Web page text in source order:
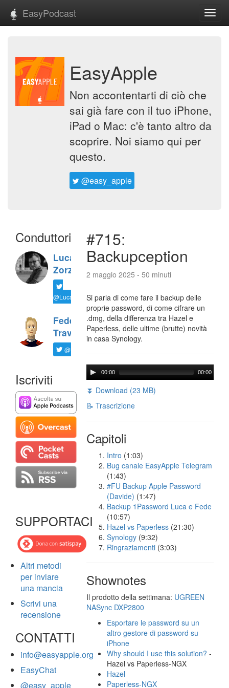
EasyPodcast
EasyApple
Non accontentarti di ciò che
sai già fare con il tuo iPhone,
iPad o Mac: c'è tanto altro da
scoprire. Noi siamo qui per
questo.
@easy_apple
Conduttori
Luca
Zorzi
@LucaTNT
Federico
Travaini
@ftrava
Iscriviti
SUPPORTACI
Altri metodi
per inviare
una mancia
Scrivi una
recensione
CONTATTI
info@easyapple.org
EasyChat
@easy_apple
#715:
Backupception
2 maggio 2025 - 50 minuti
Si parla di come fare il backup delle
proprie password, di come cifrare un
.dmg, della differenza tra Hazel e
Paperless, delle ultime (brutte) novità
in casa Synology.
00:00 00:00
⏬ Download (23 MB)
📝 Trascrizione
Capitoli
Intro (1:03)
Bug canale EasyApple Telegram
(1:43)
#FU Backup Apple Password
(Davide) (1:47)
Backup 1Password Luca e Fede
(10:57)
Hazel vs Paperless (21:30)
Synology (9:32)
Ringraziamenti (3:03)
Shownotes
Il prodotto della settimana: UGREEN
NASync DXP2800
Esportare le password su un
altro gestore di password su
iPhone
Why should I use this solution? -
Hazel vs Paperless-NGX
Hazel
Paperless-NGX